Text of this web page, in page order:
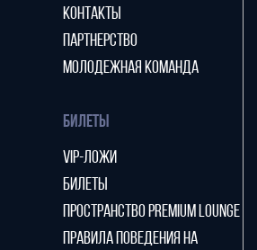
КОНТАКТЫ
ПАРТНЕРСТВО
МОЛОДЕЖНАЯ КОМАНДА
БИЛЕТЫ
VIP-ЛОЖИ
БИЛЕТЫ
ПРОСТРАНСТВО PREMIUM LOUNGE
ПРАВИЛА ПОВЕДЕНИЯ НА